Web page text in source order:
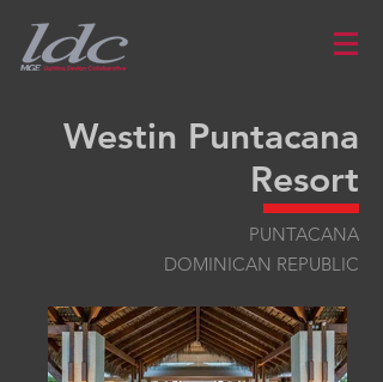
Westin Puntacana
Resort
PUNTACANA
DOMINICAN REPUBLIC